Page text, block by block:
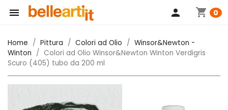
 shopping_cart 0
person
Home Pittura Colori ad Olio
Winsor&Newton -
Winton
Colori ad Olio Winsor&Newton Winton Verdigris
Scuro (405) tubo da 200 ml